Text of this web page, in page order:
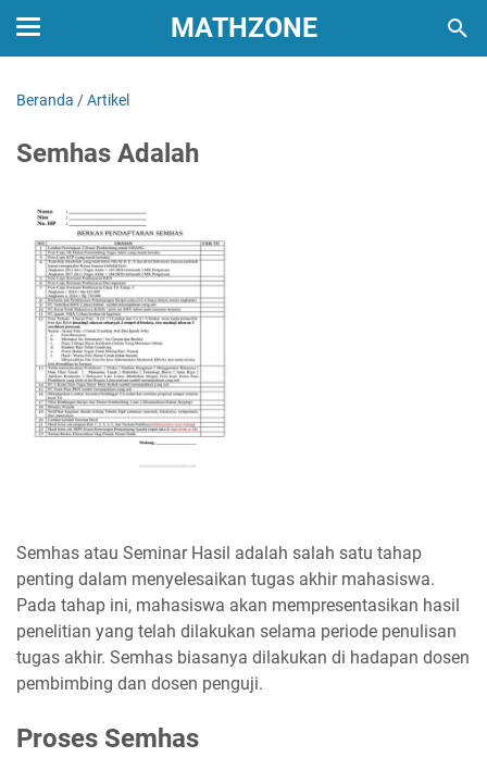
MATHZONE
Beranda /Artikel
Semhas Adalah
Semhas atau Seminar Hasil adalah salah satu tahap
penting dalam menyelesaikan tugas akhir mahasiswa.
Pada tahap ini, mahasiswa akan mempresentasikan hasil
penelitian yang telah dilakukan selama periode penulisan
tugas akhir. Semhas biasanya dilakukan di hadapan dosen
pembimbing dan dosen penguji.
Proses Semhas